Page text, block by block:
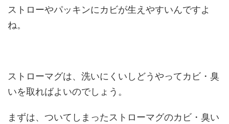
ストローやパッキンにカビが生えやすいんですよ
ね。
ストローマグは、洗いにくいしどうやってカビ・臭
いを取ればよいのでしょう。
まずは、ついてしまったストローマグのカビ・臭い